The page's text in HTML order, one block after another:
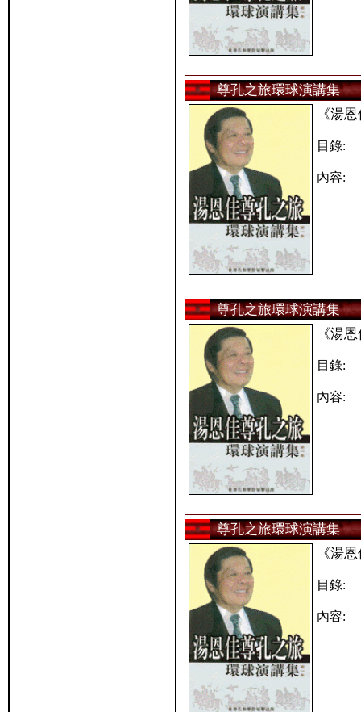
尊孔之旅環球演講集
《湯
目錄:
內容:
尊孔之旅環球演講集
《湯
目錄:
內容:
尊孔之旅環球演講集
《湯
目錄:
內容: